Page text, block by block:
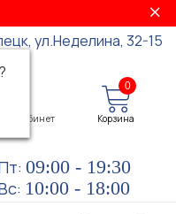
?
ул.Неделина, 32-15
кабинет
0
Корзина
09:00 - 19:30
10:00 - 18:00